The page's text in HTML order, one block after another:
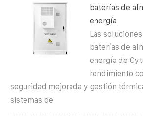
baterías de
energía
Las
baterías de
energía de
rendimiento
seguridad mejorada y gestión
sistemas de